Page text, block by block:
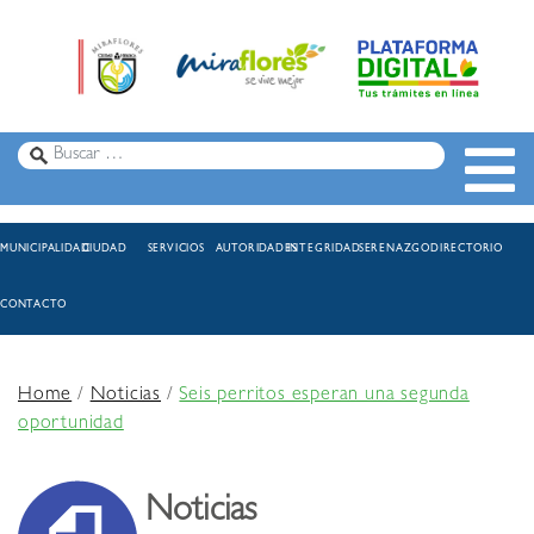
MUNICIPALIDADCIUDAD SERVICIOS AUTORIDADESINTEGRIDADSERENAZGODIRECTORIO
CONTACTO
Home/Noticias /Seis perritos esperan una segunda
oportunidad
Noticias